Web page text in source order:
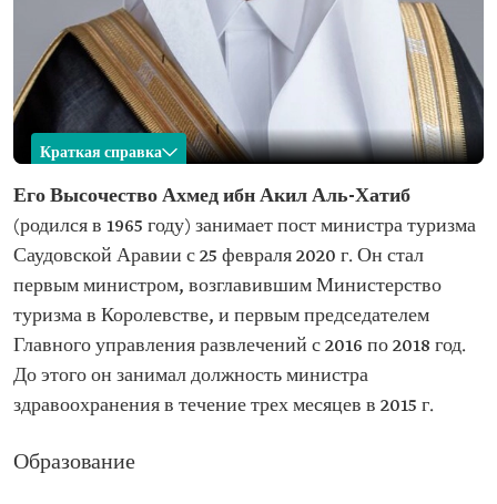
Краткая справка
Ахмед Аль-Хатиб
Имя
Ахмед ибн Акил Аль-Хатиб Год рождения
Место рождения
Город Эр-Рияд
Текущая
должность
Министр туризма
Дата назначения
на пост
25 февраля 2020 г.
Образование
Его Высочество Ахмед ибн Акил Аль-Хатиб
(родился в 1965 году) занимает пост ‏министра туризма
Саудовской Аравии с 25 февраля 2020 г. Он стал
первым министром, возглавившим Министерство
туризма в Королевстве, и первым председателем
Главного управления развлечений с 2016 по 2018 год.
До этого он занимал должность министра
здравоохранения в течение трех месяцев в 2015 г.
Образование